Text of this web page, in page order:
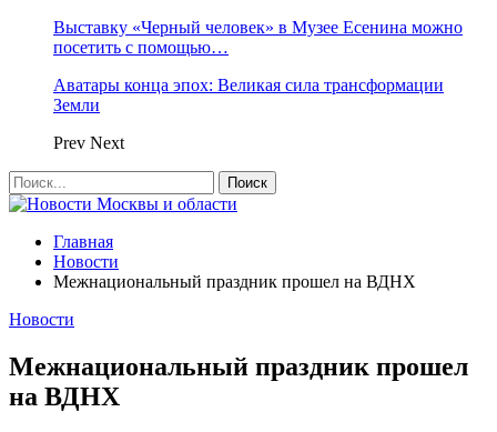
Выставку «Черный человек» в Музее Есенина можно
посетить с помощью…
Аватары конца эпох: Великая сила трансформации
Земли
Prev Next
Главная
Новости
Межнациональный праздник прошел на ВДНХ
Новости
Межнациональный праздник прошел
на ВДНХ